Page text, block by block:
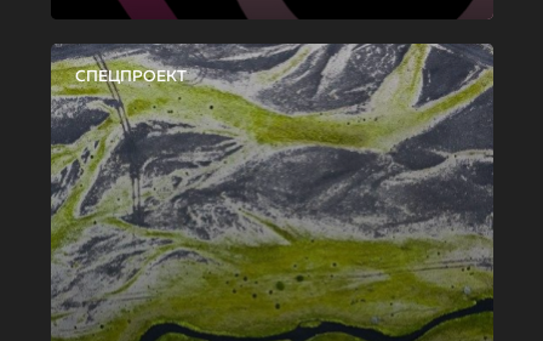
СПЕЦПРОЕКТ